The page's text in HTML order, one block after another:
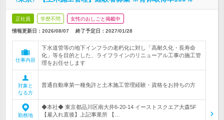
正社員 学歴不問 女性のおしごと掲載中
情報更新日：2026/08/07 終了予定日： 2027/01/28
仕事内容
下水道管等の地下インフラの老朽化に対し「高耐久化・長寿命
化」等を目的とした、ライフラインのリニューアル工事の施工管
理をお任せします
対象と
なる方
普通自動車第一種免許と土木施工管理経験・資格をお持ちの方
勤務地
◆本社◆ 東京都品川区南大井6-20-14 イーストスクエア大森5F
【雇入れ直後】上記事業所 【…